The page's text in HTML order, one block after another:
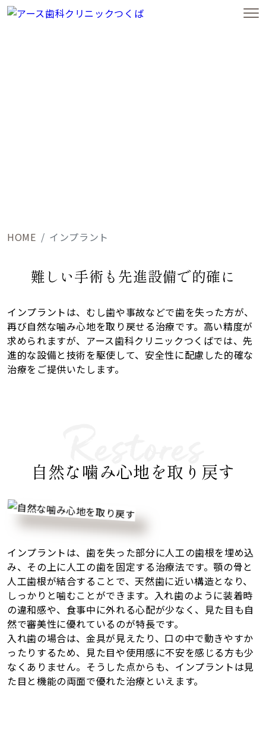
HOME インプラント
難しい手術も先進設備で的確に
インプラントは、むし歯や事故などで歯を失った方が、
再び自然な噛み心地を取り戻せる治療です。高い精度が
求められますが、アース歯科クリニックつくばでは、先
進的な設備と技術を駆使して、安全性に配慮した的確な
治療をご提供いたします。
自然な噛み心地を取り戻す
インプラントは、歯を失った部分に人工の歯根を埋め込
み、その上に人工の歯を固定する治療法です。顎の骨と
人工歯根が結合することで、天然歯に近い構造となり、
しっかりと噛むことができます。入れ歯のように装着時
の違和感や、食事中に外れる心配が少なく、見た目も自
然で審美性に優れているのが特長です。
入れ歯の場合は、金具が見えたり、口の中で動きやすか
ったりするため、見た目や使用感に不安を感じる方も少
なくありません。そうした点からも、インプラントは見
た目と機能の両面で優れた治療といえます。
日